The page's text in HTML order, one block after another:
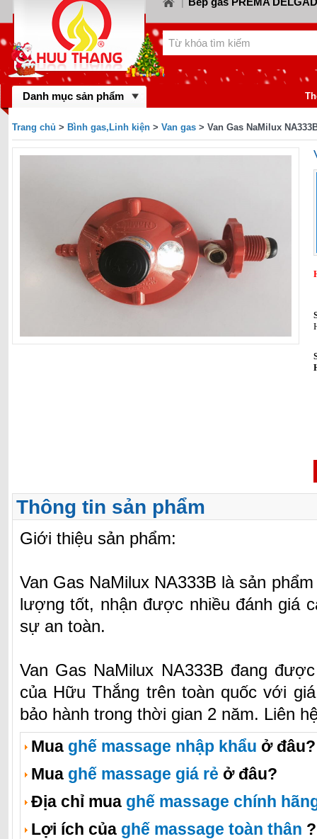
LORCA | Bếp gas CANZY |
KIWA | Bếp gas FABER
BINOVA Bếp gas MASTER
Bếp gas
BLUESTAR | Bếp gas
Danh mục sản phẩm
Trang chủ > Bình gas,Linh kiện > Van gas > Van Gas NaMilux
Thông tin sản phẩm
Giới thiệu sản phẩm:
Van Gas NaMilux NA333B là sản
lượng tốt, nhận được nhiều đánh giá
sự an toàn.
Van Gas NaMilux NA333B đang
của Hữu Thắng trên toàn quốc với
bảo hành trong thời gian 2 năm. Liên
Mua ghế massage nhập khẩu ở đâu?
Mua ghế massage giá rẻ ở đâu?
Địa chỉ mua ghế massage chính
Lợi ích của ghế massage toàn thân ?